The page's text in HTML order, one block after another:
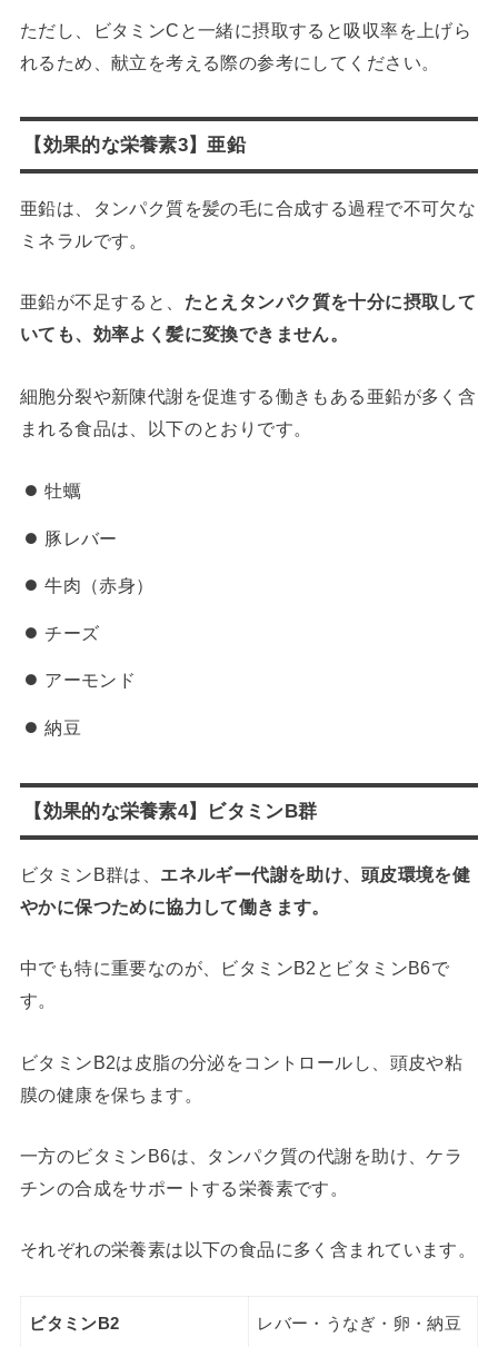
ただし、ビタミンCと一緒に摂取すると吸収率を上げら
れるため、献立を考える際の参考にしてください。
【効果的な栄養素3】亜鉛
亜鉛は、タンパク質を髪の毛に合成する過程で不可欠な
ミネラルです。
亜鉛が不足すると、 たとえタンパク質を十分に摂取して
いても、効率よく髪に変換できません。
細胞分裂や新陳代謝を促進する働きもある亜鉛が多く含
まれる食品は、以下のとおりです。
牡蠣
豚レバー
牛肉（赤身）
チーズ
アーモンド
納豆
【効果的な栄養素4】ビタミンB群
ビタミンB群は、 エネルギー代謝を助け、頭皮環境を健
やかに保つために協力して働きます。
中でも特に重要なのが、ビタミンB2とビタミンB6で
す。
ビタミンB2は皮脂の分泌をコントロールし、頭皮や粘
膜の健康を保ちます。
一方のビタミンB6は、タンパク質の代謝を助け、ケラ
チンの合成をサポートする栄養素です。
それぞれの栄養素は以下の食品に多く含まれています。
ビタミンB2 レバー・うなぎ・卵・納豆